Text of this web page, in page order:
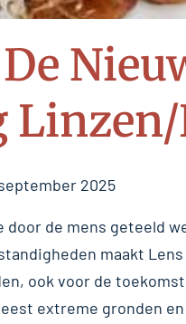
2025
door de mens geteeld
maakt
ook voor de
extreme gronden